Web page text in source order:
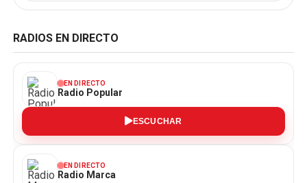
RADIOS EN DIRECTO
EN DIRECTO
Radio Popular
ESCUCHAR
EN DIRECTO
Radio Marca